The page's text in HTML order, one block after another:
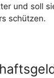
und soll
schützen.